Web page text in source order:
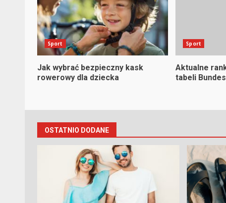
Sport
Jak wybrać bezpieczny kask
rowerowy dla dziecka
Sport
Aktualne
tabeli
OSTATNIO DODANE